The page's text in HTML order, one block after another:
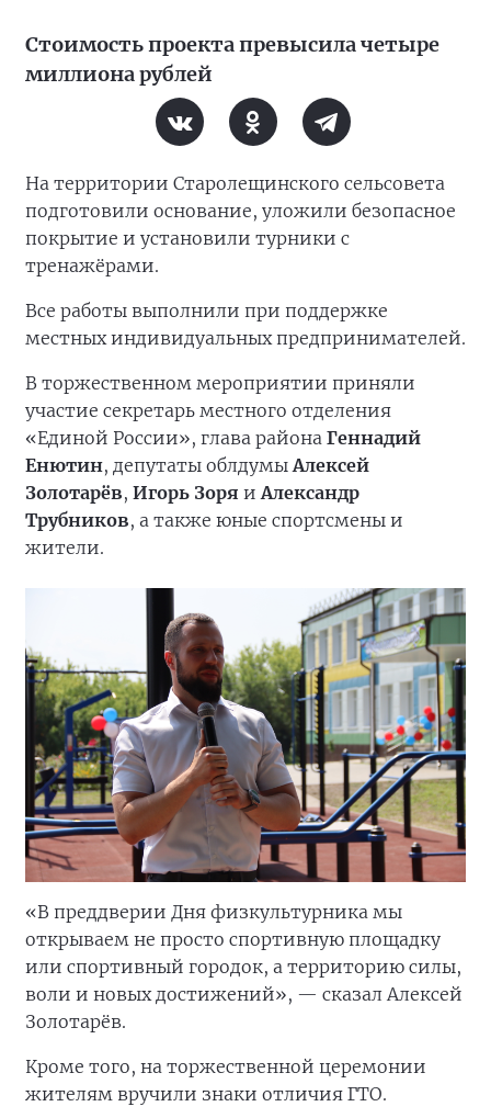
Стоимость проекта превысила четыре
миллиона рублей
На территории Старолещинского сельсовета
подготовили основание, уложили безопасное
покрытие и установили турники с
тренажёрами.
Все работы выполнили при поддержке
местных индивидуальных предпринимателей.
В торжественном мероприятии приняли
участие секретарь местного отделения
«Единой России», глава района Геннадий
Енютин, депутаты облдумыАлексей
Золотарёв, Игорь Зоря иАлександр
Трубников, а также юные спортсмены и
жители.
«В преддверии Дня физкультурника мы
открываем не просто спортивную площадку
или спортивный городок, а территорию силы,
воли и новых достижений», — сказал Алексей
Золотарёв.
Кроме того, на торжественной церемонии
жителям вручили знаки отличия ГТО.